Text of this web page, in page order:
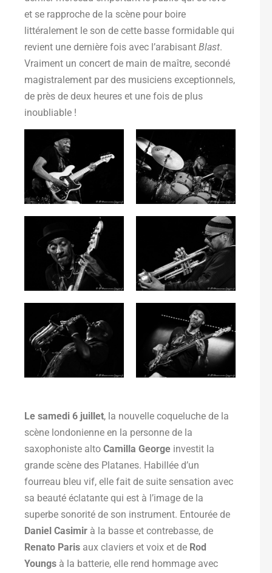
et se rapproche de la scène pour boire
littéralement le son de cette basse formidable qui
revient une dernière fois avec l’arabisant Blast.
Vraiment un concert de main de maître, secondé
magistralement par des musiciens exceptionnels,
de près de deux heures et une fois de plus
inoubliable !
Le samedi 6 juillet, la nouvelle coqueluche de la
scène londonienne en la personne de la
saxophoniste alto Camilla George investit la
grande scène des Platanes. Habillée d’un
fourreau bleu vif, elle fait de suite sensation avec
sa beauté éclatante qui est à l’image de la
superbe sonorité de son instrument. Entourée de
Daniel Casimir à la basse et contrebasse, de
Renato Paris aux claviers et voix et de Rod
Youngs à la batterie, elle rend hommage avec